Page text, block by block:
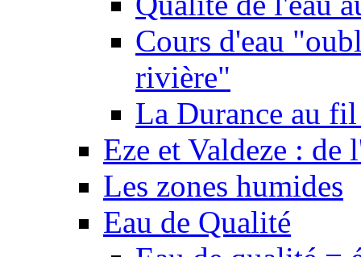
Cours d'eau
rivière"
La Durance au
Eze et Valdeze : de
Les zones humides
Eau de Qualité